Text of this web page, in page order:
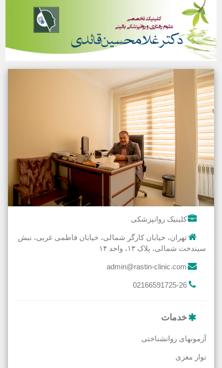
کلینیک روانپزشکی
تهران، خیابان کارگر شمالی، خیابان فاطمی غربی، نبش
سیندخت شمالی، پلاک ۱۳، واحد ۱۴
admin@rastin-clinic.com
02166591725-26
خدمات
آزمونهای روانشناختی
نوار مغزی